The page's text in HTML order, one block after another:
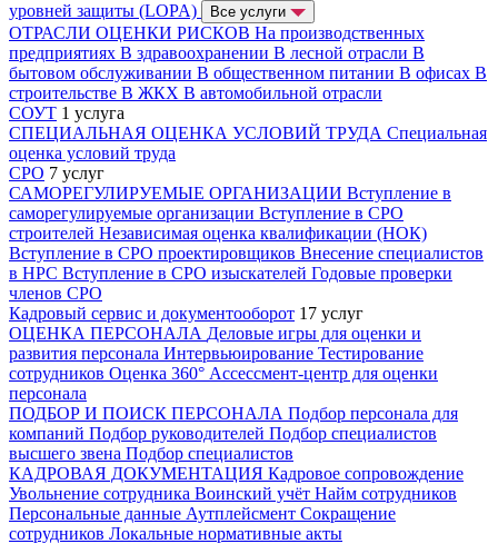
уровней защиты (LOPA)
Все услуги
ОТРАСЛИ ОЦЕНКИ РИСКОВ На производственных
предприятиях В здравоохранении В лесной отрасли В
бытовом обслуживании В общественном питании В офисах В
строительстве В ЖКХ В автомобильной отрасли
СОУТ 1 услуга
СПЕЦИАЛЬНАЯ ОЦЕНКА УСЛОВИЙ ТРУДА Специальная
оценка условий труда
СРО 7 услуг
САМОРЕГУЛИРУЕМЫЕ ОРГАНИЗАЦИИ Вступление в
саморегулируемые организации Вступление в СРО
строителей Независимая оценка квалификации (НОК)
Вступление в СРО проектировщиков Внесение специалистов
в НРС Вступление в СРО изыскателей Годовые проверки
членов СРО
Кадровый сервис и документооборот 17 услуг
ОЦЕНКА ПЕРСОНАЛА Деловые игры для оценки и
развития персонала Интервьюирование Тестирование
сотрудников Оценка 360° Ассессмент-центр для оценки
персонала
ПОДБОР И ПОИСК ПЕРСОНАЛА Подбор персонала для
компаний Подбор руководителей Подбор специалистов
высшего звена Подбор специалистов
КАДРОВАЯ ДОКУМЕНТАЦИЯ Кадровое сопровождение
Увольнение сотрудника Воинский учёт Найм сотрудников
Персональные данные Аутплейсмент Сокращение
сотрудников Локальные нормативные акты